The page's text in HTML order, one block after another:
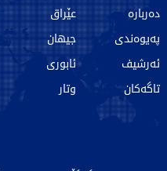
دەربارە
پەیوەندی
ئەرشیف
تاگەکان
عێراق
جیهان
ئابوری
وتار